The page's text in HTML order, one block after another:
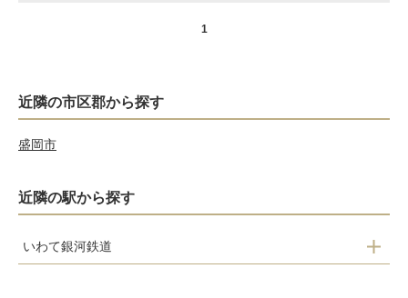
1
近隣の市区郡から探す
盛岡市
近隣の駅から探す
いわて銀河鉄道